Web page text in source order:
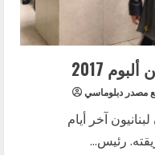
2017
مصدر دبلوماسي
آخر أيام